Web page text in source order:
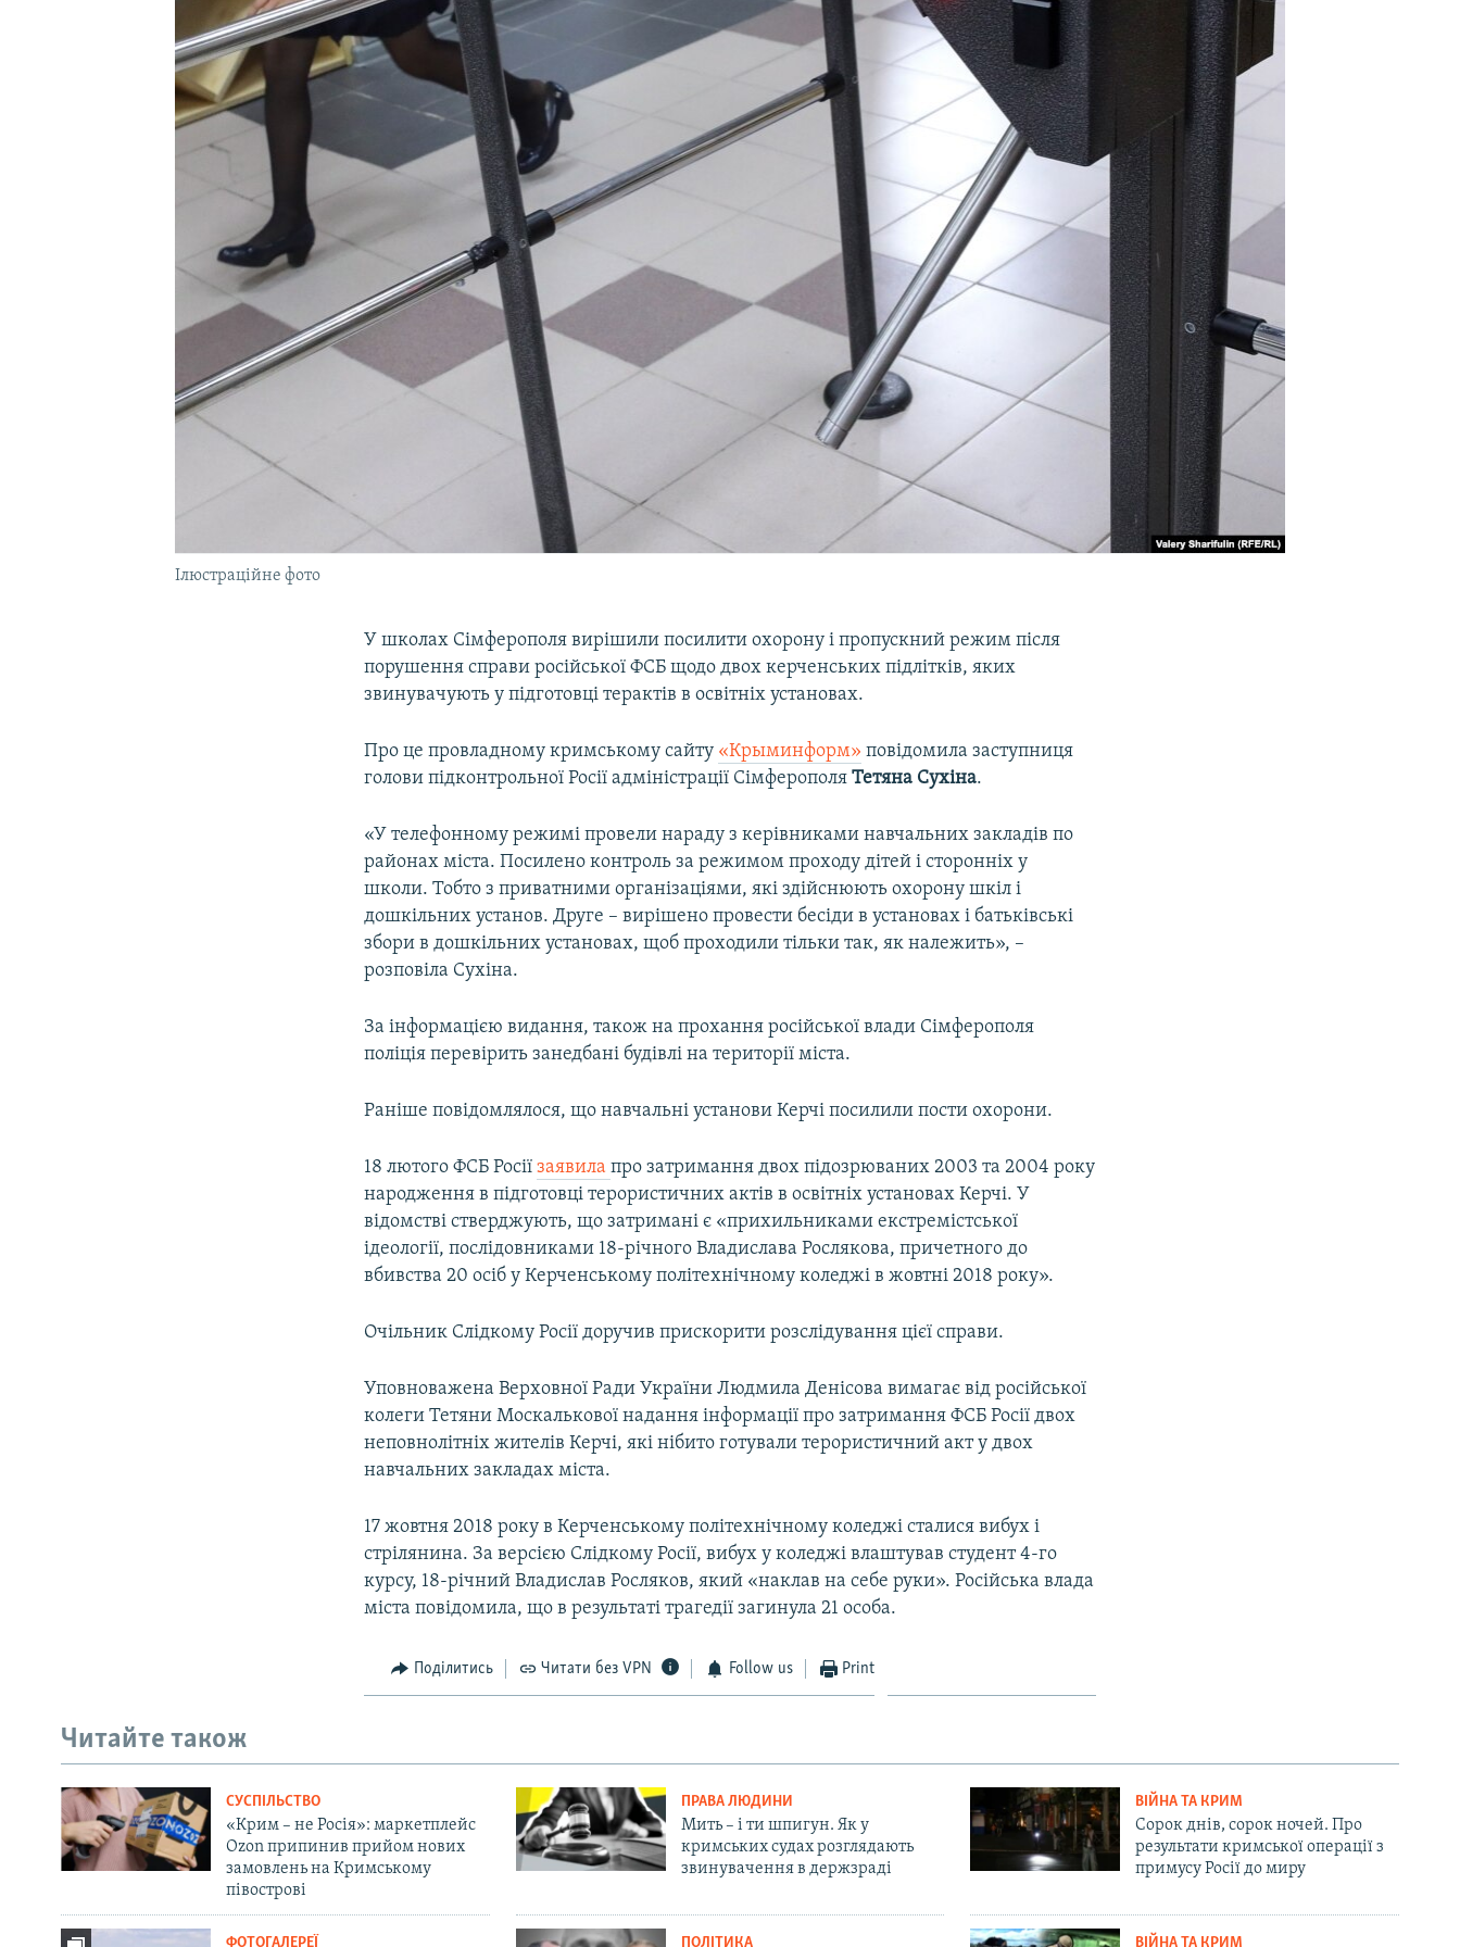
УКРАЇНСЬКА ПРОБЛЕМА КРИМУ
Ілюстраційне фото
У школах Сімферополя вирішили посилити охорону і пропускний режим після
порушення справи російської ФСБ щодо двох керченських підлітків, яких
звинувачують у підготовці терактів в освітніх установах.
Про це провладному кримському сайту «Крыминформ» повідомила заступниця
голови підконтрольної Росії адміністрації СімферополяТетяна Сухіна.
«У телефонному режимі провели нараду з керівниками навчальних закладів по
районах міста. Посилено контроль за режимом проходу дітей і сторонніх у
школи. Тобто з приватними організаціями, які здійснюють охорону шкіл і
дошкільних установ. Друге – вирішено провести бесіди в установах і батьківські
збори в дошкільних установах, щоб проходили тільки так, як належить», –
розповіла Сухіна.
За інформацією видання, також на прохання російської влади Сімферополя
поліція перевірить занедбані будівлі на території міста.
Раніше повідомлялося, що навчальні установи Керчі посилили пости охорони.
18 лютого ФСБ Росіїзаявилапро затримання двох підозрюваних 2003 та 2004 року
народження в підготовці терористичних актів в освітніх установах Керчі. У
відомстві стверджують, що затримані є «прихильниками екстремістської
ідеології, послідовниками 18-річного Владислава Рослякова, причетного до
вбивства 20 осіб у Керченському політехнічному коледжі в жовтні 2018 року».
Очільник Слідкому Росії доручив прискорити розслідування цієї справи.
Уповноважена Верховної Ради України Людмила Денісова вимагає від російської
колеги Тетяни Москалькової надання інформації про затримання ФСБ Росії двох
неповнолітніх жителів Керчі, які нібито готували терористичний акт у двох
навчальних закладах міста.
17 жовтня 2018 року в Керченському політехнічному коледжі сталися вибух і
стрілянина. За версією Слідкому Росії, вибух у коледжі влаштував студент 4-го
курсу, 18-річний Владислав Росляков, який «наклав на себе руки». Російська влада
міста повідомила, що в результаті трагедії загинула 21 особа.
Поділитись Читати без VPN Follow us Print
Читайте також
СУСПІЛЬСТВО
«Крим – не Росія»: маркетплейс
Ozon припинив прийом нових
замовлень на Кримському
півострові
ПРАВА ЛЮДИНИ
Мить – і ти шпигун. Як у
кримських судах розглядають
звинувачення в держзраді
ВІЙНА ТА КРИМ
Сорок днів, сорок ночей. Про
результати кримської операції з
примусу Росії до миру
ФОТОГАЛЕРЕЇ ПОЛІТИКА ВІЙНА ТА КРИМ